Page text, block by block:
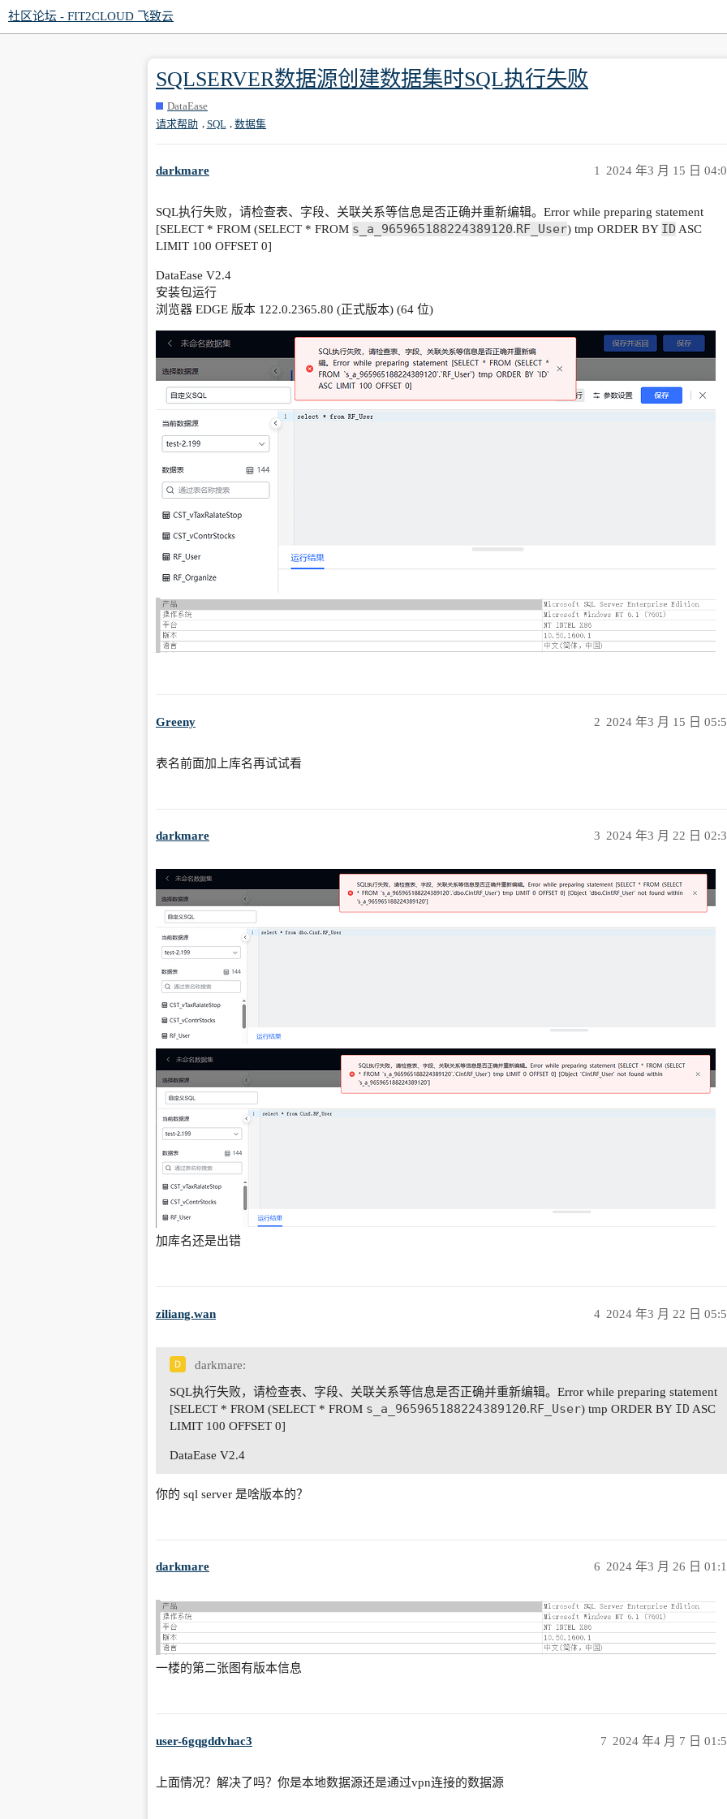
社区论坛 - FIT2CLOUD 飞致云
SQLSERVER数据源创建数据集时SQL执行失败
DataEase
请求帮助
SQL ,数据集
darkmare 2024 年3 月 15 日
1
SQL执行失败，请检查表、字段、关联关系等信息是否正确并重新编辑。Error while preparing statement
[SELECT * FROM (SELECT * FROM s_a_965965188224389120.RF_User) tmp ORDER BY ID ASC
LIMIT 100 OFFSET 0]
DataEase V2.4
安装包运行
浏览器 EDGE 版本 122.0.2365.80 (正式版本) (64 位)
Greeny 2024 年3 月 15 日
2
表名前面加上库名再试试看
darkmare 2024 年3 月 22 日
3
加库名还是出错
ziliang.wan 2024 年3 月 22 日
4
darkmare:
SQL执行失败，请检查表、字段、关联关系等信息是否正确并重新编辑。Error while preparing statement
[SELECT * FROM (SELECT * FROM s_a_965965188224389120.RF_User) tmp ORDER BY ID ASC
LIMIT 100 OFFSET 0]
DataEase V2.4
你的 sql server 是啥版本的？
darkmare 2024 年3 月 26 日
6
一楼的第二张图有版本信息
user-6gqgddvhac3 2024 年4 月 7 日
7
上面情况？解决了吗？你是本地数据源还是通过vpn连接的数据源